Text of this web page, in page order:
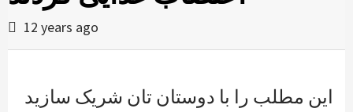
12 years ago
این مطلب را با دوستان تان شریک سازید